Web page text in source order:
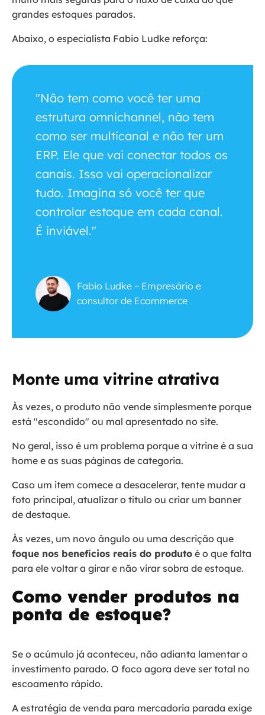
grandes estoques parados.
Abaixo, o especialista Fabio Ludke reforça:
"Não tem como você ter uma
estrutura omnichannel, não tem
como ser multicanal e não ter um
ERP. Ele que vai conectar todos os
canais. Isso vai operacionalizar
tudo. Imagina só você ter que
controlar estoque em cada canal.
É inviável."
Fabio Ludke – Empresário e
consultor de Ecommerce
Monte uma vitrine atrativa
Às vezes, o produto não vende simplesmente porque
está "escondido" ou mal apresentado no site.
No geral, isso é um problema porque a vitrine é a sua
home e as suas páginas de categoria.
Caso um item comece a desacelerar, tente mudar a
foto principal, atualizar o título ou criar um banner
de destaque.
Às vezes, um novo ângulo ou uma descrição que
foque nos benefícios reais do produto é o que falta
para ele voltar a girar e não virar sobra de estoque.
Como vender produtos na
ponta de estoque?
Se o acúmulo já aconteceu, não adianta lamentar o
investimento parado. O foco agora deve ser total no
escoamento rápido.
A estratégia de venda para mercadoria parada exige